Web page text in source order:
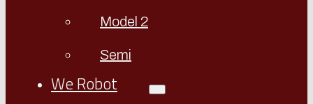
Model 2
Semi
We Robot